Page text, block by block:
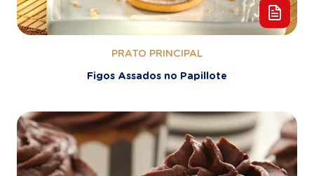
PRATO PRINCIPAL
Figos Assados no Papillote